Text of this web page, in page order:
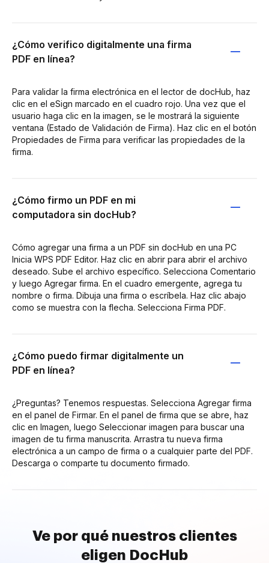
¿Cómo verifico digitalmente una firma
PDF en línea?
Para validar la firma electrónica en el lector de docHub, haz
clic en el eSign marcado en el cuadro rojo. Una vez que el
usuario haga clic en la imagen, se le mostrará la siguiente
ventana (Estado de Validación de Firma). Haz clic en el botón
Propiedades de Firma para verificar las propiedades de la
firma.
¿Cómo firmo un PDF en mi
computadora sin docHub?
Cómo agregar una firma a un PDF sin docHub en una PC
Inicia WPS PDF Editor. Haz clic en abrir para abrir el archivo
deseado. Sube el archivo específico. Selecciona Comentario
y luego Agregar firma. En el cuadro emergente, agrega tu
nombre o firma. Dibuja una firma o escríbela. Haz clic abajo
como se muestra con la flecha. Selecciona Firma PDF.
¿Cómo puedo firmar digitalmente un
PDF en línea?
¿Preguntas? Tenemos respuestas. Selecciona Agregar firma
en el panel de Firmar. En el panel de firma que se abre, haz
clic en Imagen, luego Seleccionar imagen para buscar una
imagen de tu firma manuscrita. Arrastra tu nueva firma
electrónica a un campo de firma o a cualquier parte del PDF.
Descarga o comparte tu documento firmado.
Ve por qué nuestros clientes
eligen DocHub